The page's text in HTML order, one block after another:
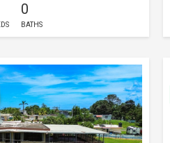
0
BATHS